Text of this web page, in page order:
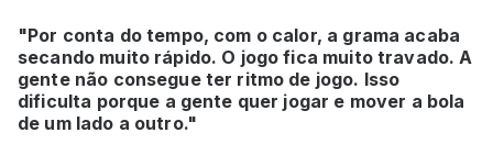
"Por conta do tempo, com o calor, a grama acaba
secando muito rápido. O jogo fica muito travado. A
gente não consegue ter ritmo de jogo. Isso
dificulta porque a gente quer jogar e mover a bola
de um lado a outro."